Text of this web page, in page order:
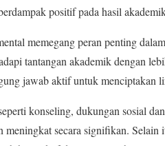
positif pada hasil
memegang peran penting
tantangan akademik dengan
jawab aktif untuk menciptakan
konseling, dukungan sosial
meningkat secara signifikan.